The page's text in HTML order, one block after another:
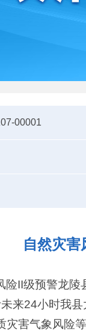
00001
自然灾
险II级预警龙
来24小时我
灾害气象风险